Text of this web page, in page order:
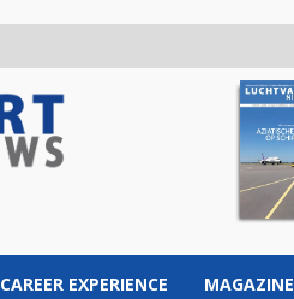
CAREER EXPERIENCE MAGAZINE